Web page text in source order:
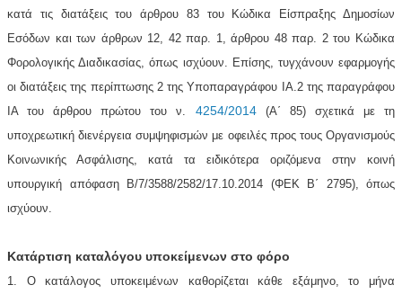
κατά τις διατάξεις του άρθρου 83 του Κώδικα Είσπραξης Δημοσίων
Εσόδων και των άρθρων 12, 42 παρ. 1, άρθρου 48 παρ. 2 του Κώδικα
Φορολογικής Διαδικασίας, όπως ισχύουν. Επίσης, τυγχάνουν εφαρμογής
οι διατάξεις της περίπτωσης 2 της Υποπαραγράφου ΙΑ.2 της παραγράφου
ΙΑ του άρθρου πρώτου του ν. 4254/2014(Α΄ 85) σχετικά με τη
υποχρεωτική διενέργεια συμψηφισμών με οφειλές προς τους Οργανισμούς
Κοινωνικής Ασφάλισης, κατά τα ειδικότερα οριζόμενα στην κοινή
υπουργική απόφαση Β/7/3588/2582/17.10.2014 (ΦΕΚ Β΄ 2795), όπως
ισχύουν.
Κατάρτιση καταλόγου υποκείμενων στο φόρο
1. Ο κατάλογος υποκειμένων καθορίζεται κάθε εξάμηνο, το μήνα